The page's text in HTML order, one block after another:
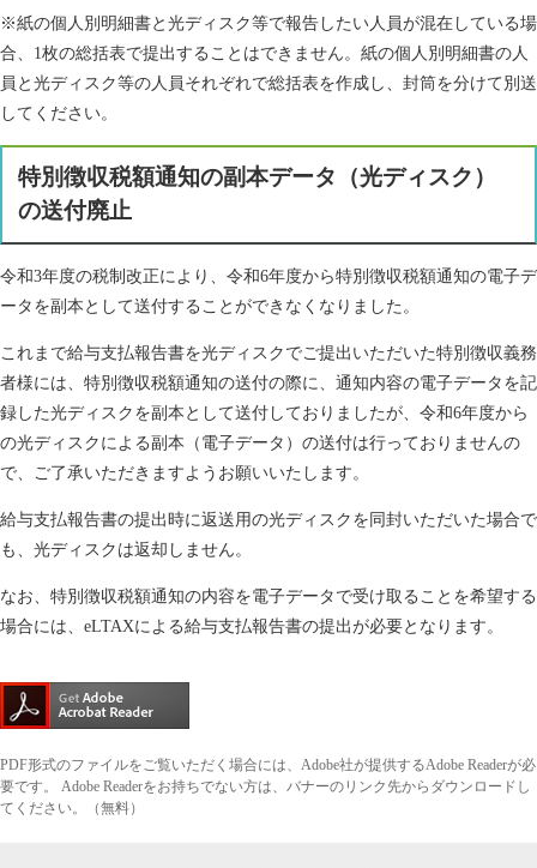
※紙の個人別明細書と光ディスク等で報告したい人員が混在している場
合、1枚の総括表で提出することはできません。紙の個人別明細書の人
員と光ディスク等の人員それぞれで総括表を作成し、封筒を分けて別送
してください。
特別徴収税額通知の副本データ（光ディスク）
の送付廃止
令和3年度の税制改正により、令和6年度から特別徴収税額通知の電子デ
ータを副本として送付することができなくなりました。
これまで給与支払報告書を光ディスクでご提出いただいた特別徴収義務
者様には、特別徴収税額通知の送付の際に、通知内容の電子データを記
録した光ディスクを副本として送付しておりましたが、令和6年度から
の光ディスクによる副本（電子データ）の送付は行っておりませんの
で、ご了承いただきますようお願いいたします。
給与支払報告書の提出時に返送用の光ディスクを同封いただいた場合で
も、光ディスクは返却しません。
なお、特別徴収税額通知の内容を電子データで受け取ることを希望する
場合には、eLTAXによる給与支払報告書の提出が必要となります。
PDF形式のファイルをご覧いただく場合には、Adobe社が提供するAdobe Readerが必
要です。
Adobe Readerをお持ちでない方は、バナーのリンク先からダウンロードし
てください。（無料）